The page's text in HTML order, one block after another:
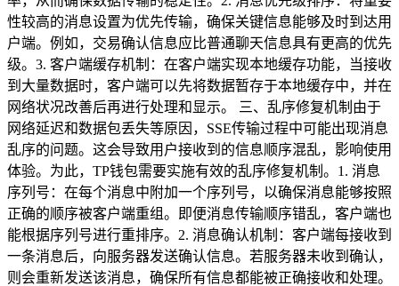
性较高的消息设置为优先传输，确保关键信息能够及时到达用
户端。例如，交易确认信息应比普通聊天信息具有更高的优先
级。3. 客户端缓存机制：在客户端实现本地缓存功能，当接收
到大量数据时，客户端可以先将数据暂存于本地缓存中，并在
网络状况改善后再进行处理和显示。 三、乱序修复机制由于
网络延迟和数据包丢失等原因，SSE传输过程中可能出现消息
乱序的问题。这会导致用户接收到的信息顺序混乱，影响使用
体验。为此，TP钱包需要实施有效的乱序修复机制。1. 消息
序列号：在每个消息中附加一个序列号，以确保消息能够按照
正确的顺序被客户端重组。即便消息传输顺序错乱，客户端也
能根据序列号进行重排序。2. 消息确认机制：客户端每接收到
一条消息后，向服务器发送确认信息。若服务器未收到确认，
则会重新发送该消息，确保所有信息都能被正确接收和处理。